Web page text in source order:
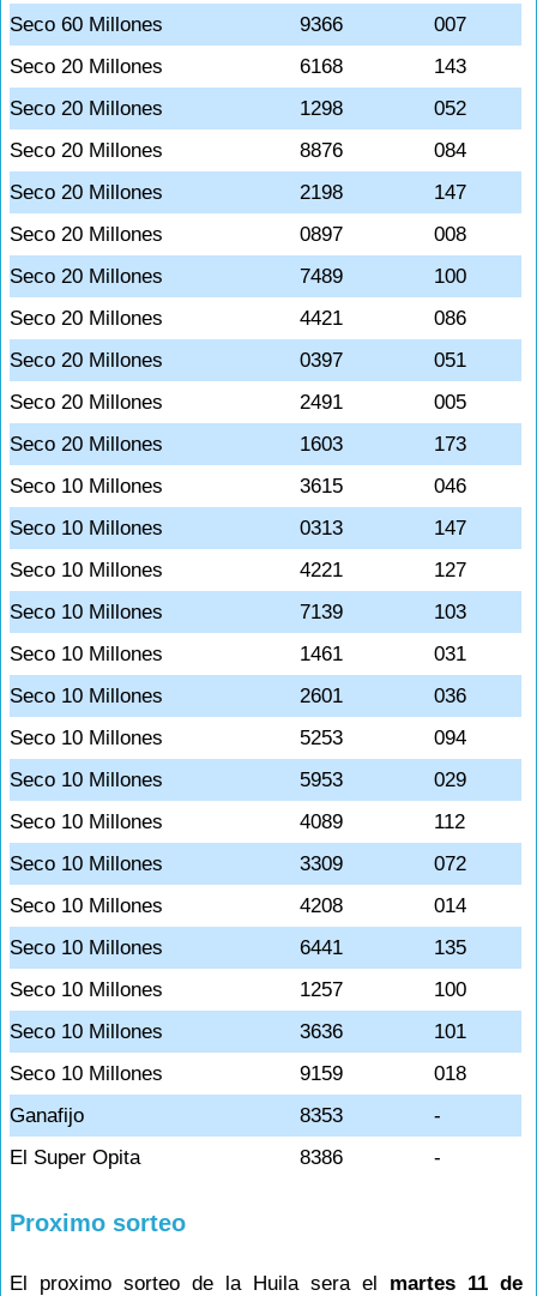
Seco 60 Millones
9366
007
Seco 20 Millones
6168
143
Seco 20 Millones
1298
052
Seco 20 Millones
8876
084
Seco 20 Millones
2198
147
Seco 20 Millones
0897
008
Seco 20 Millones
7489
100
Seco 20 Millones
4421
086
Seco 20 Millones
0397
051
Seco 20 Millones
2491
005
Seco 20 Millones
1603
173
Seco 10 Millones
3615
046
Seco 10 Millones
0313
147
Seco 10 Millones
4221
127
Seco 10 Millones
7139
103
Seco 10 Millones
1461
031
Seco 10 Millones
2601
036
Seco 10 Millones
5253
094
Seco 10 Millones
5953
029
Seco 10 Millones
4089
112
Seco 10 Millones
3309
072
Seco 10 Millones
4208
014
Seco 10 Millones
6441
135
Seco 10 Millones
1257
100
Seco 10 Millones
3636
101
Seco 10 Millones
9159
018
Ganafijo
8353
-
El Super Opita
8386 -
Proximo sorteo
El proximo sorteo de la Huila sera el martes 11 de